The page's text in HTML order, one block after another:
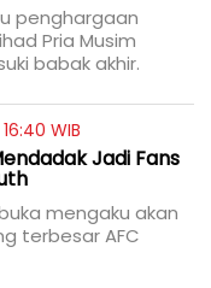
penghargaan
Pria Musim
babak akhir.
WIB
Jadi Fans
mengaku akan
terbesar AFC